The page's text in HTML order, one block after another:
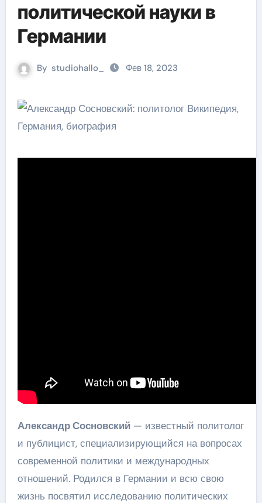
политической науки в
Германии
By studiohallo_ Фев 18, 2023
Александр Сосновский— известный политолог
и публицист, специализирующийся на вопросах
современной политики и международных
отношений. Родился в Германии и всю свою
жизнь посвятил исследованию политических